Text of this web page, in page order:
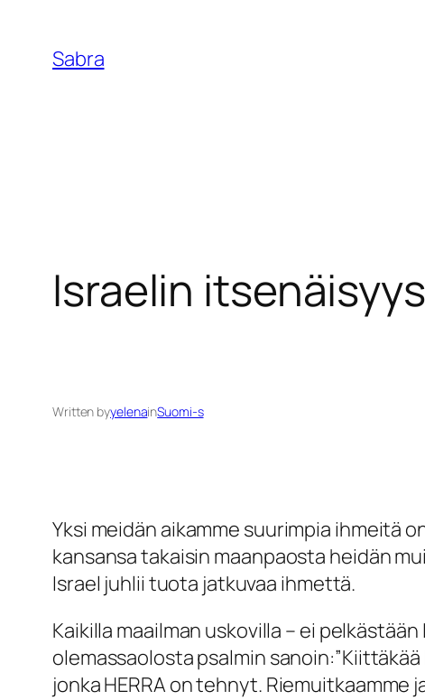
content
Sabra
Israelin
Written byyelenainSuomi-s
Yksi meidän aikamme suurimpia ihmeitä
kansansa takaisin maanpaosta heidän
Israel juhlii tuota jatkuvaa ihmettä.
Kaikilla maailman uskovilla – ei
olemassaolosta psalmin sanoin:”Kiittäkää
jonka HERRA on tehnyt. Riemuitkaamme